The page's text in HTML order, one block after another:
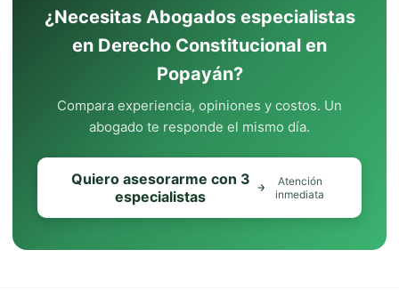
¿Necesitas Abogados especialistas
en Derecho Constitucional en
Popayán?
Compara experiencia, opiniones y costos. Un
abogado te responde el mismo día.
Quiero asesorarme con 3
especialistas
Atención
inmediata